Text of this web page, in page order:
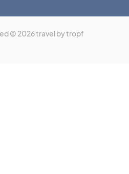
© 2026 travel by tropf